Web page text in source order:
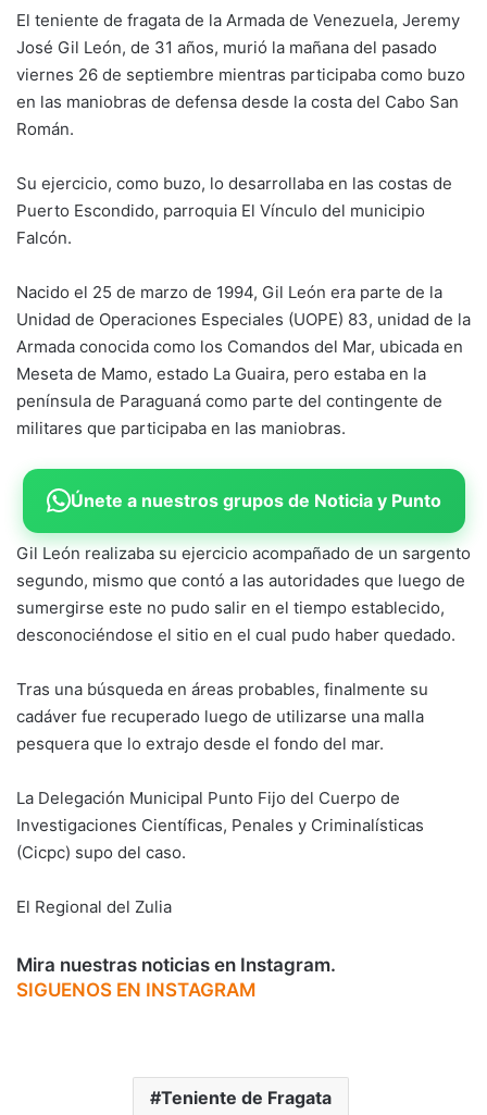
El teniente de fragata de la Armada de Venezuela, Jeremy
José Gil León, de 31 años, murió la mañana del pasado
viernes 26 de septiembre mientras participaba como buzo
en las maniobras de defensa desde la costa del Cabo San
Román.
Su ejercicio, como buzo, lo desarrollaba en las costas de
Puerto Escondido, parroquia El Vínculo del municipio
Falcón.
Nacido el 25 de marzo de 1994, Gil León era parte de la
Unidad de Operaciones Especiales (UOPE) 83, unidad de la
Armada conocida como los Comandos del Mar, ubicada en
Meseta de Mamo, estado La Guaira, pero estaba en la
península de Paraguaná como parte del contingente de
militares que participaba en las maniobras.
Únete a nuestros grupos de Noticia y Punto
Gil León realizaba su ejercicio acompañado de un sargento
segundo, mismo que contó a las autoridades que luego de
sumergirse este no pudo salir en el tiempo establecido,
desconociéndose el sitio en el cual pudo haber quedado.
Tras una búsqueda en áreas probables, finalmente su
cadáver fue recuperado luego de utilizarse una malla
pesquera que lo extrajo desde el fondo del mar.
La Delegación Municipal Punto Fijo del Cuerpo de
Investigaciones Científicas, Penales y Criminalísticas
(Cicpc) supo del caso.
El Regional del Zulia
Mira nuestras noticias en Instagram.
SIGUENOS EN INSTAGRAM
Teniente de Fragata